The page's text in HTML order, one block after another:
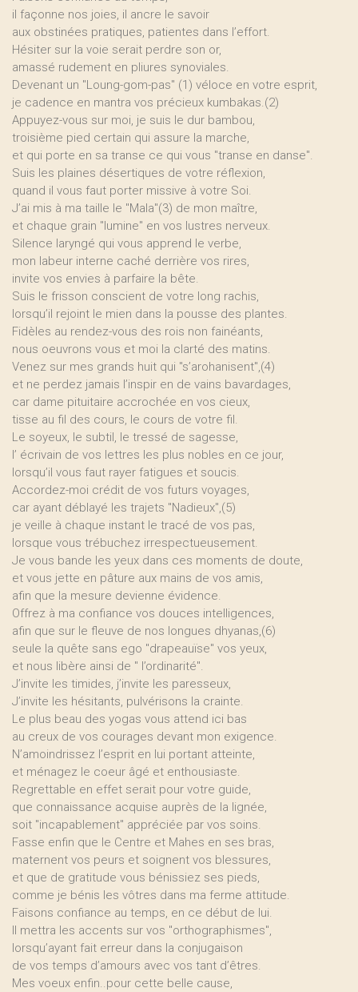
il façonne nos joies, il ancre le savoir
aux obstinées pratiques, patientes dans l’effort.
Hésiter sur la voie serait perdre son or,
amassé rudement en pliures synoviales.
Devenant un "Loung-gom-pas" (1) véloce en votre esprit,
je cadence en mantra vos précieux kumbakas.(2)
Appuyez-vous sur moi, je suis le dur bambou,
troisième pied certain qui assure la marche,
et qui porte en sa transe ce qui vous "transe en danse".
Suis les plaines désertiques de votre réflexion,
quand il vous faut porter missive à votre Soi.
J’ai mis à ma taille le "Mala"(3) de mon maître,
et chaque grain "lumine" en vos lustres nerveux.
Silence laryngé qui vous apprend le verbe,
mon labeur interne caché derrière vos rires,
invite vos envies à parfaire la bête.
Suis le frisson conscient de votre long rachis,
lorsqu’il rejoint le mien dans la pousse des plantes.
Fidèles au rendez-vous des rois non fainéants,
nous oeuvrons vous et moi la clarté des matins.
Venez sur mes grands huit qui "s’arohanisent",(4)
et ne perdez jamais l’inspir en de vains bavardages,
car dame pituitaire accrochée en vos cieux,
tisse au fil des cours, le cours de votre fil.
Le soyeux, le subtil, le tressé de sagesse,
l’ écrivain de vos lettres les plus nobles en ce jour,
lorsqu’il vous faut rayer fatigues et soucis.
Accordez-moi crédit de vos futurs voyages,
car ayant déblayé les trajets "Nadieux",(5)
je veille à chaque instant le tracé de vos pas,
lorsque vous trébuchez irrespectueusement.
Je vous bande les yeux dans ces moments de doute,
et vous jette en pâture aux mains de vos amis,
afin que la mesure devienne évidence.
Offrez à ma confiance vos douces intelligences,
afin que sur le fleuve de nos longues dhyanas,(6)
seule la quête sans ego "drapeauïse" vos yeux,
et nous libère ainsi de " l’ordinarité".
J’invite les timides, j’invite les paresseux,
J’invite les hésitants, pulvérisons la crainte.
Le plus beau des yogas vous attend ici bas
au creux de vos courages devant mon exigence.
N’amoindrissez l’esprit en lui portant atteinte,
et ménagez le coeur âgé et enthousiaste.
Regrettable en effet serait pour votre guide,
que connaissance acquise auprès de la lignée,
soit "incapablement" appréciée par vos soins.
Fasse enfin que le Centre et Mahes en ses bras,
maternent vos peurs et soignent vos blessures,
et que de gratitude vous bénissiez ses pieds,
comme je bénis les vôtres dans ma ferme attitude.
Faisons confiance au temps, en ce début de lui.
Il mettra les accents sur vos "orthographismes",
lorsqu’ayant fait erreur dans la conjugaison
de vos temps d’amours avec vos tant d’êtres.
Mes voeux enfin..pour cette belle cause,